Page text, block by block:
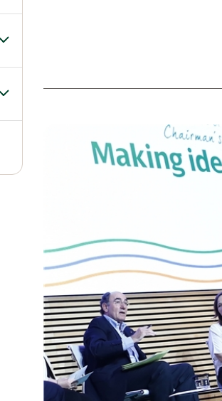
Alternar submenu de Multimídia
Alternar submenu de Redes sociais